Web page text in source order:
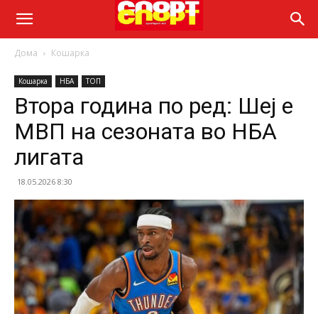
Дома Кошарка
Кошарка НБА ТОП
Втора година по ред: Шеј е
МВП на сезоната во НБА
лигата
18.05.2026 8:30